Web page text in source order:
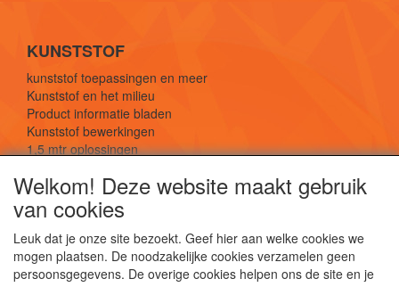
KUNSTSTOF
kunststof toepassingen en meer
Kunststof en het milieu
Product informatie bladen
Kunststof bewerkingen
1,5 mtr oplossingen
SOCIALE MEDIA
Welkom! Deze website maakt gebruik
van cookies
Leuk dat je onze site bezoekt. Geef hier aan welke cookies we
mogen plaatsen. De noodzakelijke cookies verzamelen geen
persoonsgegevens. De overige cookies helpen ons de site en je